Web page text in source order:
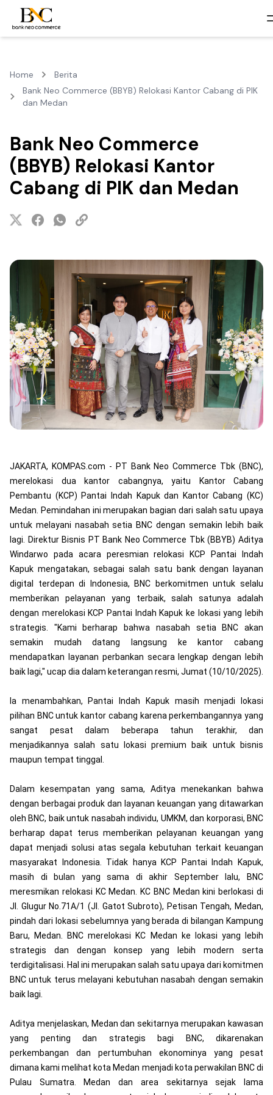
Home
Berita
Bank Neo Commerce (BBYB) Relokasi Kantor Cabang di PIK
dan Medan
Bank Neo Commerce
(BBYB) Relokasi Kantor
Cabang di PIK dan Medan
JAKARTA, KOMPAS.com - PT Bank Neo Commerce Tbk (BNC),
merelokasi dua kantor cabangnya, yaitu Kantor Cabang
Pembantu (KCP) Pantai Indah Kapuk dan Kantor Cabang (KC)
Medan. Pemindahan ini merupakan bagian dari salah satu upaya
untuk melayani nasabah setia BNC dengan semakin lebih baik
lagi. Direktur Bisnis PT Bank Neo Commerce Tbk (BBYB) Aditya
Windarwo pada acara peresmian relokasi KCP Pantai Indah
Kapuk mengatakan, sebagai salah satu bank dengan layanan
digital terdepan di Indonesia, BNC berkomitmen untuk selalu
memberikan pelayanan yang terbaik, salah satunya adalah
dengan merelokasi KCP Pantai Indah Kapuk ke lokasi yang lebih
strategis. "Kami berharap bahwa nasabah setia BNC akan
semakin mudah datang langsung ke kantor cabang
mendapatkan layanan perbankan secara lengkap dengan lebih
baik lagi," ucap dia dalam keterangan resmi, Jumat (10/10/2025).
Ia menambahkan, Pantai Indah Kapuk masih menjadi lokasi
pilihan BNC untuk kantor cabang karena perkembangannya yang
sangat pesat dalam beberapa tahun terakhir, dan
menjadikannya salah satu lokasi premium baik untuk bisnis
maupun tempat tinggal.
Dalam kesempatan yang sama, Aditya menekankan bahwa
dengan berbagai produk dan layanan keuangan yang ditawarkan
oleh BNC, baik untuk nasabah individu, UMKM, dan korporasi, BNC
berharap dapat terus memberikan pelayanan keuangan yang
dapat menjadi solusi atas segala kebutuhan terkait keuangan
masyarakat Indonesia. Tidak hanya KCP Pantai Indah Kapuk,
masih di bulan yang sama di akhir September lalu, BNC
meresmikan relokasi KC Medan. KC BNC Medan kini berlokasi di
Jl. Glugur No.71A/1 (Jl. Gatot Subroto), Petisan Tengah, Medan,
pindah dari lokasi sebelumnya yang berada di bilangan Kampung
Baru, Medan. BNC merelokasi KC Medan ke lokasi yang lebih
strategis dan dengan konsep yang lebih modern serta
terdigitalisasi. Hal ini merupakan salah satu upaya dari komitmen
BNC untuk terus melayani kebutuhan nasabah dengan semakin
baik lagi.
Aditya menjelaskan, Medan dan sekitarnya merupakan kawasan
yang penting dan strategis bagi BNC, dikarenakan
perkembangan dan pertumbuhan ekonominya yang pesat
dimana kami melihat kota Medan menjadi kota perwakilan BNC di
Pulau Sumatra. Medan dan area sekitarnya sejak lama